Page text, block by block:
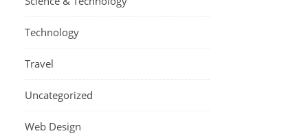
Technology
Travel
Uncategorized
Web Design